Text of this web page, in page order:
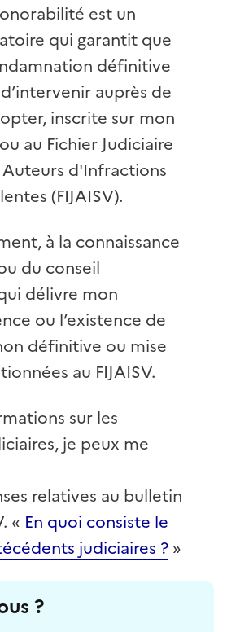
est un
qui garantit que
définitive
auprès de
inscrite sur mon
au Fichier Judiciaire
d'Infractions
(FIJAISV).
à la connaissance
du conseil
délivre mon
ou l’existence de
définitive ou mise
au FIJAISV.
sur les
je peux me
relatives au bulletin
« En quoi consiste le
judiciaires ? »
?